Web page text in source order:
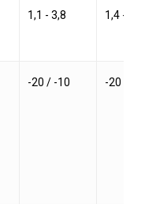
1,1 - 3,8 1,4 - 5,4
-20 / -10 -20 / -